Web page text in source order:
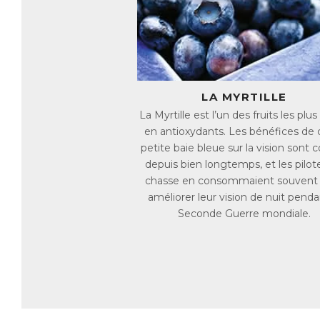
LA MYRTILLE
La Myrtille est l’un des fruits les
en antioxydants. Les bénéfices de
petite baie bleue sur la vision sont
depuis bien longtemps, et les
chasse en consommaient
améliorer leur vision de nuit
Seconde Guerre mondiale.